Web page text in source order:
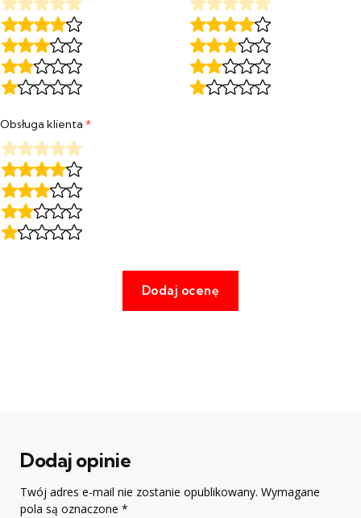
Obsługa klienta *
Dodaj opinie
Twój adres e-mail nie zostanie opublikowany. Wymagane
pola są oznaczone *